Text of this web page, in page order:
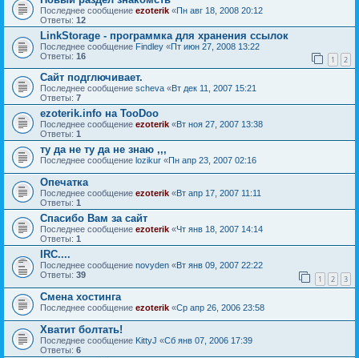
Последнее сообщение ezoterik «Пн авг 18, 2008 20:12
Ответы: 12
LinkStorage - программка для хранения ссылок
Последнее сообщение Findley «Пт июн 27, 2008 13:22
Ответы: 16 1 2
Сайт подглючивает.
Последнее сообщение sсheva «Вт дек 11, 2007 15:21
Ответы: 7
ezoterik.info на TooDoo
Последнее сообщение ezoterik «Вт ноя 27, 2007 13:38
Ответы: 1
ту да не ту да не знаю ,,,
Последнее сообщение lozikur «Пн апр 23, 2007 02:16
Опечатка
Последнее сообщение ezoterik «Вт апр 17, 2007 11:11
Ответы: 1
Спасибо Вам за сайт
Последнее сообщение ezoterik «Чт янв 18, 2007 14:14
Ответы: 1
IRC....
Последнее сообщение novyden «Вт янв 09, 2007 22:22
Ответы: 39 1 2 3
Смена хостинга
Последнее сообщение ezoterik «Ср апр 26, 2006 23:58
Хватит болтать!
Последнее сообщение KittyJ «Сб янв 07, 2006 17:39
Ответы: 6